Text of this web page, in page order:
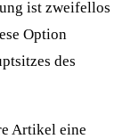
ist zweifellos
Option
des
Artikel eine